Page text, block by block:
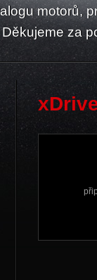
motorů,
za